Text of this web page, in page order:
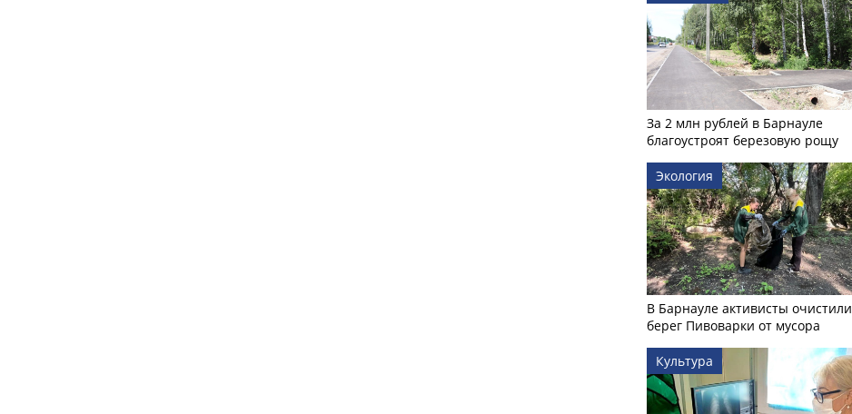
За 2 млн рублей в Барнауле
благоустроят березовую рощу
Экология
В Барнауле активисты очистили
берег Пивоварки от мусора
Культура